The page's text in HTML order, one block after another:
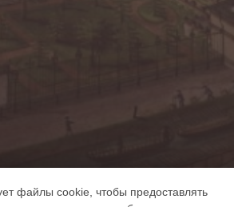
файлы cookie, чтобы предоставлять